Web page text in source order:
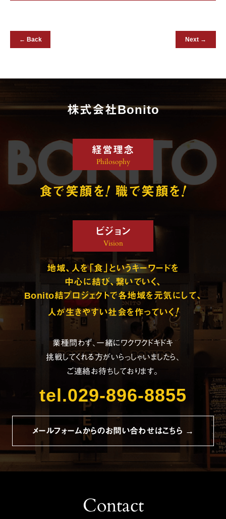
← Back Next →
株式会社Bonito
経営理念
Philosophy
食で笑顔を! 職で笑顔を!
ビジョン
Vision
地域、人を「食」というキーワードを
中心に結び、繋いでいく、
Bonito結プロジェクトで各地域を元気にして、
人が生きやすい社会を作っていく!
業種問わず、一緒にワクワクドキドキ
挑戦してくれる方がいらっしゃいましたら、
ご連絡お待ちしております。
tel.029-896-8855
メールフォームからのお問い合わせはこちら →
Contact